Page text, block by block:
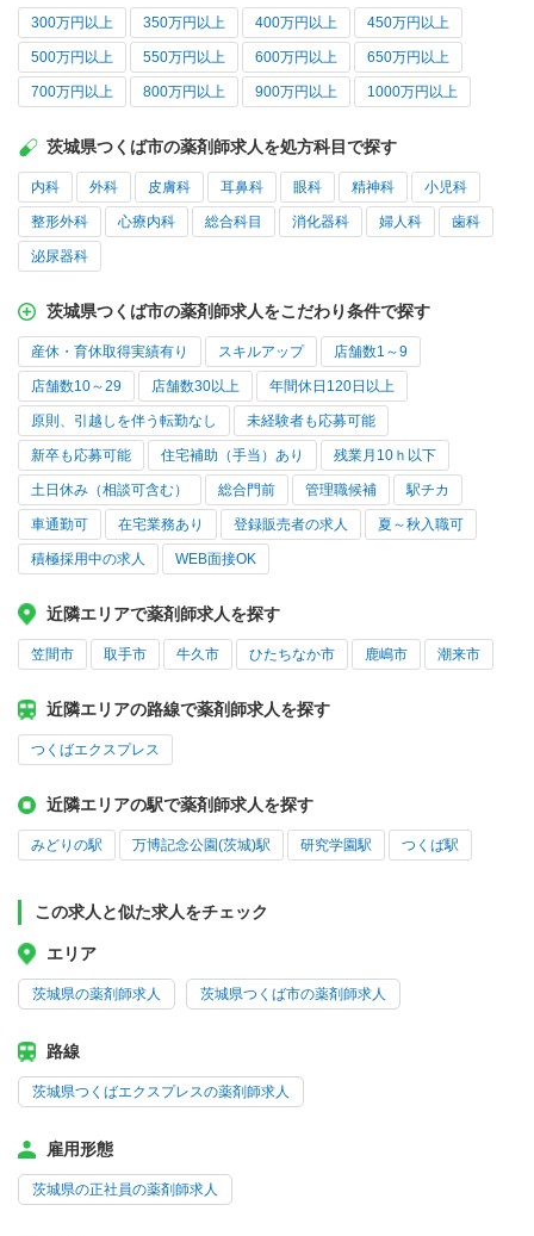
300万円以上 350万円以上 400万円以上 450万円以上
500万円以上 550万円以上 600万円以上 650万円以上
700万円以上 800万円以上 900万円以上 1000万円以上
茨城県つくば市の薬剤師求人を処方科目で探す
内科 外科 皮膚科 耳鼻科 眼科 精神科 小児科
整形外科 心療内科 総合科目 消化器科 婦人科 歯科
泌尿器科
茨城県つくば市の薬剤師求人をこだわり条件で探す
産休・育休取得実績有り スキルアップ 店舗数1～9
店舗数10～29 店舗数30以上 年間休日120日以上
原則、引越しを伴う転勤なし 未経験者も応募可能
新卒も応募可能 住宅補助（手当）あり 残業月10ｈ以下
土日休み（相談可含む） 総合門前 管理職候補 駅チカ
車通勤可 在宅業務あり 登録販売者の求人 夏～秋入職可
積極採用中の求人 WEB面接OK
近隣エリアで薬剤師求人を探す
笠間市 取手市 牛久市 ひたちなか市 鹿嶋市 潮来市
近隣エリアの路線で薬剤師求人を探す
つくばエクスプレス
近隣エリアの駅で薬剤師求人を探す
みどりの駅 万博記念公園(茨城)駅 研究学園駅 つくば駅
この求人と似た求人をチェック
エリア
茨城県の薬剤師求人 茨城県つくば市の薬剤師求人
路線
茨城県つくばエクスプレスの薬剤師求人
雇用形態
茨城県の正社員の薬剤師求人